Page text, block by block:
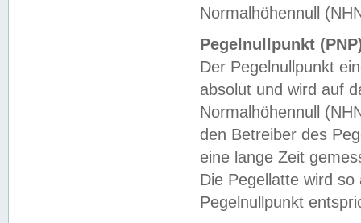
Normalhöhennull
Pegelnullpunkt
Der Pegelnullpunkt
absolut und wird auf
Normalhöhennull
den Betreiber des
eine lange Zeit
Die Pegellatte wird
Pegelnullpunkt